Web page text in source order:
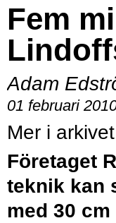
Fem
Adam
01 februari
Företaget
teknik kan
med 30